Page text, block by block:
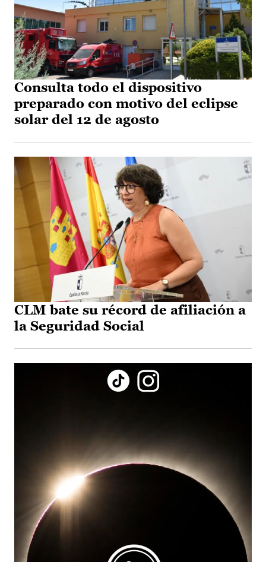
Consulta todo el dispositivo
preparado con motivo del eclipse
solar del 12 de agosto
CLM bate su récord de afiliación a
la Seguridad Social